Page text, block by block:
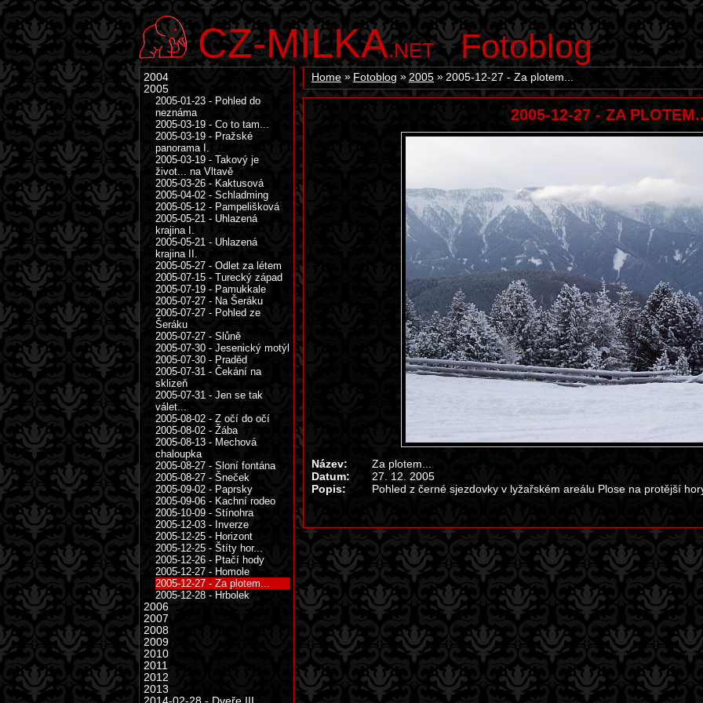
CZ-MILKA.NET Fotoblog
Home Fotoblog 2005 2005-12-27 - Za plotem...
2005-12-27 - ZA
Název:
Za plotem...
Datum:
27. 12. 2005
Popis:
Pohled z černé sjezdovky v lyžařském areálu Plose na protější
2004
2005
2005-01-23 - Pohled do
neznáma
2005-03-19 - Co to tam...
2005-03-19 - Pražské
panorama I.
2005-03-19 - Takový je
život... na Vltavě
2005-03-26 - Kaktusová
2005-04-02 - Schladming
2005-05-12 - Pampelišková
2005-05-21 - Uhlazená
krajina I.
2005-05-21 - Uhlazená
krajina II.
2005-05-27 - Odlet za létem
2005-07-15 - Turecký západ
2005-07-19 - Pamukkale
2005-07-27 - Na Šeráku
2005-07-27 - Pohled ze
Šeráku
2005-07-27 - Slůně
2005-07-30 - Jesenický motýl
2005-07-30 - Praděd
2005-07-31 - Čekání na
sklizeň
2005-07-31 - Jen se tak
válet...
2005-08-02 - Z očí do očí
2005-08-02 - Žába
2005-08-13 - Mechová
chaloupka
2005-08-27 - Sloní fontána
2005-08-27 - Šneček
2005-09-02 - Paprsky
2005-09-06 - Kachní rodeo
2005-10-09 - Stínohra
2005-12-03 - Inverze
2005-12-25 - Horizont
2005-12-25 - Štíty hor...
2005-12-26 - Ptačí hody
2005-12-27 - Homole
2005-12-27 - Za plotem...
2005-12-28 - Hrbolek
2006
2007
2008
2009
2010
2011
2012
2013